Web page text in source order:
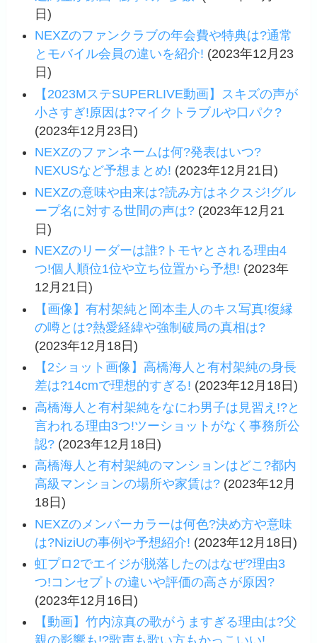
日)
NEXZのファンクラブの年会費や特典は?通常
とモバイル会員の違いを紹介! (2023年12月23
日)
【2023MステSUPERLIVE動画】スキズの声が
小さすぎ!原因は?マイクトラブルや口パク?
(2023年12月23日)
NEXZのファンネームは何?発表はいつ?
NEXUSなど予想まとめ! (2023年12月21日)
NEXZの意味や由来は?読み方はネクスジ!グル
ープ名に対する世間の声は? (2023年12月21
日)
NEXZのリーダーは誰?トモヤとされる理由4
つ!個人順位1位や立ち位置から予想! (2023年
12月21日)
【画像】有村架純と岡本圭人のキス写真!復縁
の噂とは?熱愛経緯や強制破局の真相は?
(2023年12月18日)
【2ショット画像】高橋海人と有村架純の身長
差は?14cmで理想的すぎる! (2023年12月18日)
高橋海人と有村架純をなにわ男子は見習え!?と
言われる理由3つ!ツーショットがなく事務所公
認? (2023年12月18日)
高橋海人と有村架純のマンションはどこ?都内
高級マンションの場所や家賃は? (2023年12月
18日)
NEXZのメンバーカラーは何色?決め方や意味
は?NiziUの事例や予想紹介! (2023年12月18日)
虹プロ2でエイジが脱落したのはなぜ?理由3
つ!コンセプトの違いや評価の高さが原因?
(2023年12月16日)
【動画】竹内涼真の歌がうますぎる理由は?父